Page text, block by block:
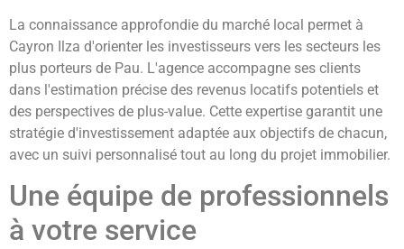
La connaissance approfondie du marché local permet à
Cayron Ilza d'orienter les investisseurs vers les secteurs les
plus porteurs de Pau. L'agence accompagne ses clients
dans l'estimation précise des revenus locatifs potentiels et
des perspectives de plus-value. Cette expertise garantit une
stratégie d'investissement adaptée aux objectifs de chacun,
avec un suivi personnalisé tout au long du projet immobilier.
Une équipe de professionnels
à votre service